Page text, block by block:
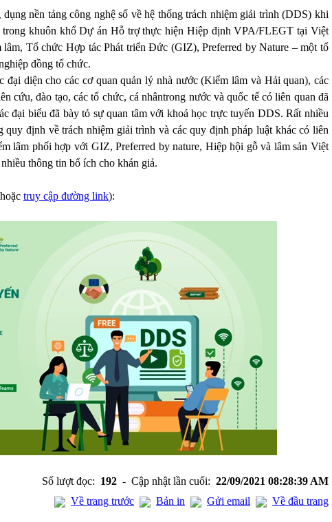
nền tảng công nghệ số về hệ thống trách nhiệm giải trình (DDS) khi
khuôn khổ Dự án Hỗ trợ thực hiện Hiệp định VPA/FLEGT tại Việt
Tổ chức Hợp tác Phát triển Đức (GIZ), Preferred by Nature – một tổ
đồng tổ chức.
đại diện cho các cơ quan quản lý nhà nước (Kiểm lâm và Hải quan), các
cứu, đào tạo, các tổ chức, cá nhântrong nước và quốc tế có liên quan đã
đại biểu đã bày tỏ sự quan tâm với khoá học trực tuyến DDS. Rất nhiều
quy định về trách nhiệm giải trình và các quy định pháp luật khác có liên
lâm phối hợp với GIZ, Preferred by nature, Hiệp hội gỗ và lâm sản Việt
thông tin bổ ích cho khán giả.
truy cập đường link):
Số lượt đọc: 192 - Cập nhật lần cuối: 22/09/2021 08:28:39 AM
Về trang trước
Bản in Gửi email Về đầu trang